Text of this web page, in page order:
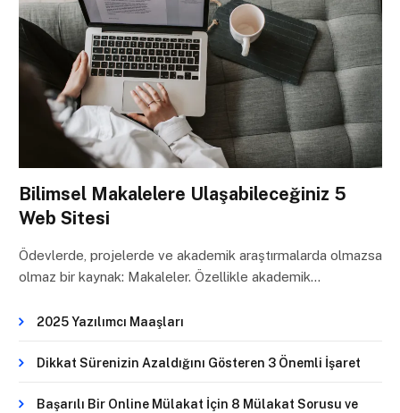
Bilimsel Makalelere Ulaşabileceğiniz 5
Web Sitesi
Ödevlerde, projelerde ve akademik araştırmalarda olmazsa
olmaz bir kaynak: Makaleler. Özellikle akademik…
2025 Yazılımcı Maaşları
Dikkat Sürenizin Azaldığını Gösteren 3 Önemli İşaret
Başarılı Bir Online Mülakat İçin 8 Mülakat Sorusu ve